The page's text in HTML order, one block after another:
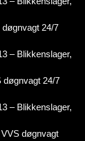
24/7
– Blikkenslager,
døgnvagt 24/7
– Blikkenslager,
døgnvagt